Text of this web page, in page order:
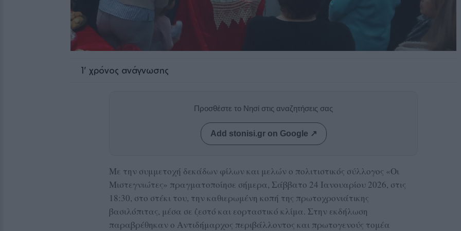
1' χρόνος ανάγνωσης
Προσθέστε το Νησί στις αναζητήσεις σας
Add stonisi.gr on Google ↗
Με την συμμετοχή δεκάδων φίλων και μελών ο πολιτιστικός σύλλογος «Οι
Μιστεγνιώτες» πραγματοποίησε σήμερα, Σάββατο 24 Ιανουαρίου 2026, στις
18:30, στο στέκι του, την καθιερωμένη κοπή της πρωτοχρονιάτικης
βασιλόπιτας, μέσα σε ζεστό και εορταστικό κλίμα. Στην εκδήλωση
παραβρέθηκαν ο Αντιδήμαρχος περιβάλλοντος και πρωτογενούς τομέα